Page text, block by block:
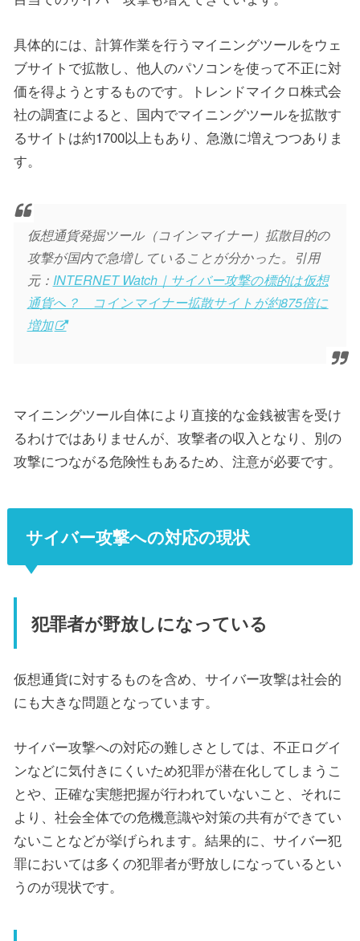
具体的には、計算作業を行うマイニングツールをウェ
ブサイトで拡散し、他人のパソコンを使って不正に対
価を得ようとするものです。トレンドマイクロ株式会
社の調査によると、国内でマイニングツールを拡散す
るサイトは約1700以上もあり、急激に増えつつありま
す。
仮想通貨発掘ツール（コインマイナー）拡散目的の
攻撃が国内で急増していることが分かった。引用
元： INTERNET Watch｜サイバー攻撃の標的は仮想
通貨へ？ コインマイナー拡散サイトが約875倍に
増加
マイニングツール自体により直接的な金銭被害を受け
るわけではありませんが、攻撃者の収入となり、別の
攻撃につながる危険性もあるため、注意が必要です。
サイバー攻撃への対応の現状
犯罪者が野放しになっている
仮想通貨に対するものを含め、サイバー攻撃は社会的
にも大きな問題となっています。
サイバー攻撃への対応の難しさとしては、不正ログイ
ンなどに気付きにくいため犯罪が潜在化してしまうこ
とや、正確な実態把握が行われていないこと、それに
より、社会全体での危機意識や対策の共有ができてい
ないことなどが挙げられます。結果的に、サイバー犯
罪においては多くの犯罪者が野放しになっているとい
うのが現状です。